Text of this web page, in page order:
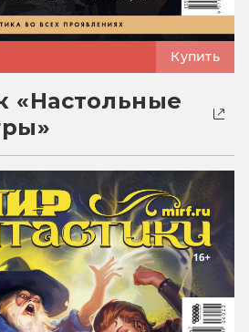
Купить
«Настольные